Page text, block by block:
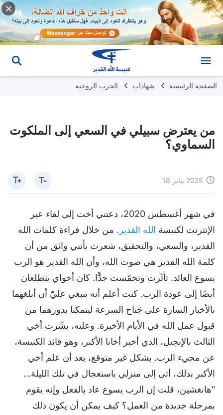
الصفحة الرئيسية شهادات الحرب الروحية
من يعترض سبيلي في السعي إلى الملكوت
السماوي؟
2025 يناير 18
في شهر أغسطس 2020، دعتني أخت إلى لقاء عبر
الإنترنت لكنيسة الله القدير . من خلال قراءة كلمات الله
القدير، والسعي، والتحقيق، شعرت بأنني واثق من أن
كلمة الله القدير هي صوت الله، وأن الله القدير هو الرب
يسوع العائد. تأثّرت وتحمّست جدًّا. كان أخواي يتطلعان
أيضًا إلى عودة الرب. كنت أعلم أنه ينبغي عليّ أن أبلغهما
بالأخبار السارة على جَناح السرعة ليتمكنا بدورهما من
قبول عمل الله في الأيام الأخيرة. وعليه، بشّرت أخي
الثالث بالإنجيل، الذي أخبر أخانا الأكبر، وهو قائد الكنيسة،
عن مجيء الرب. بشكل غير متوقع، بعد أن علم أخي
الأكبر بذلك، أتى إلى منزلي باستعجال في تلك الليلة...
"هانغشين، قلت إن الرب يسوع عاد بالفعل وإنه يقوم
بمرحلة جديدة من العمل؟ كيف يمكن أن يكون ذلك